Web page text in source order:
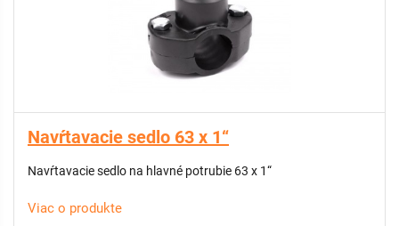
Navŕtavacie sedlo 63 x 1“
Navŕtavacie sedlo na hlavné potrubie 63 x 1“
Viac o produkte